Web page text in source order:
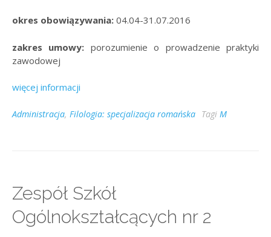
okres obowiązywania: 04.04-31.07.2016
zakres umowy: porozumienie o prowadzenie praktyki
zawodowej
więcej informacji
Administracja, Filologia: specjalizacja romańska Tagi M
Zespół Szkół
Ogólnokształcących nr 2